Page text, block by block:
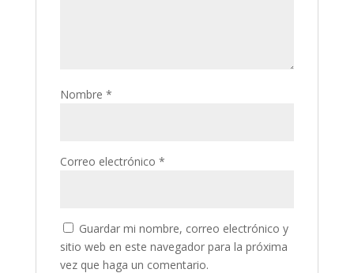
Nombre *
Correo electrónico *
Guardar mi nombre, correo electrónico y
sitio web en este navegador para la próxima
vez que haga un comentario.